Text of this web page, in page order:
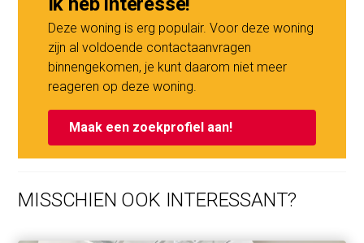
hierdoor is de oorspronkelijke uitstraling van de directe
omgeving grotendeels bewaard gebleven.
‘Deze informatie is door ons met de nodige
zorgvuldigheid samengesteld. Onzerzijds wordt echter
onvolledigheid, onjuistheid of anderszins, dan wel de
gevolgen daarvan. Alle opgegeven maten en
Deze woning is erg populair. Voor deze woning
zijn al voldoende contactaanvragen
binnengekomen, je kunt daarom niet meer
reageren op deze woning.
Maak een zoekprofiel aan!
MISSCHIEN OOK INTERESSANT?